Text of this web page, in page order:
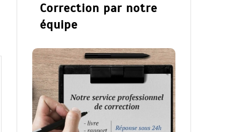
Correction par notre
équipe